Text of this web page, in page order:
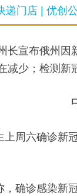
递门店 | 优创
长宣布俄州
减少；检测新
上周六确诊新
，确诊感染新